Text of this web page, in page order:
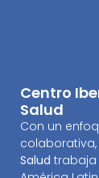
Centro
Salud
Con un
colaborativa,
Salud trabaja